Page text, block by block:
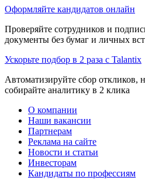
Оформляйте кандидатов онлайн
Проверяйте сотрудников и
документы без бумаг и личных
Ускорьте подбор в 2 раза с Talantix
Автоматизируйте сбор откликов,
собирайте аналитику в 2 клика
О компании
Наши вакансии
Партнерам
Реклама на сайте
Новости и статьи
Инвесторам
Кандидаты по профессиям